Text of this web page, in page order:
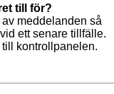
till för?
meddelanden så
ett senare tillfälle.
till kontrollpanelen.